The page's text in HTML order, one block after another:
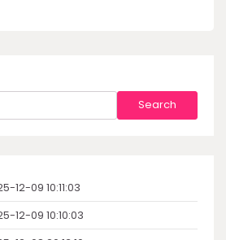
Search
12-09 10:11:03
12-09 10:10:03